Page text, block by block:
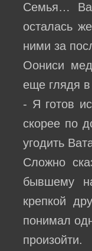
Семья…
осталась
ними за
Оониси
еще глядя
- Я готов
скорее по
угодить
Сложно
бывшему
крепкой
понимал
произойти.